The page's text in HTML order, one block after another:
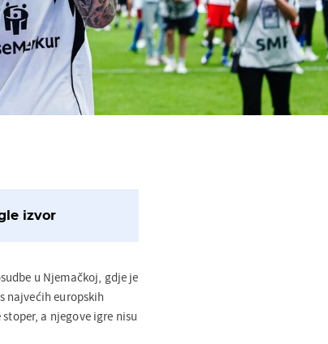
izvor
u Njemačkoj, gdje je
najvećih europskih
a njegove igre nisu